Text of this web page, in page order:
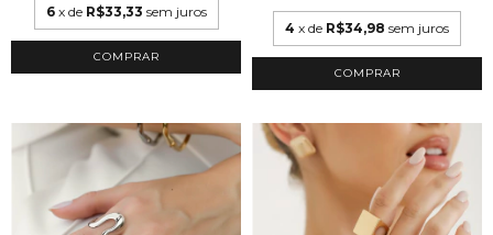
6 x de R$33,33 sem juros
COMPRAR
4 x de R$34,98 sem juros
COMPRAR